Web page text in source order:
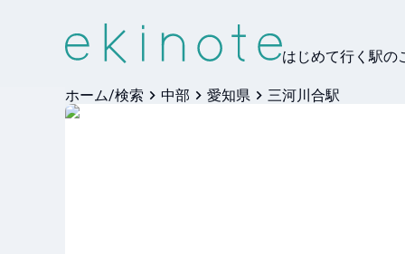
はじめて行く駅の
ホーム/検索 中部 愛知県 三河川合駅